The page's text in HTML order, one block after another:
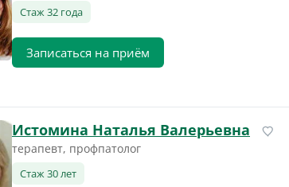
Стаж 32 года
Записаться на приём
Истомина Наталья Валерьевна
терапевт, профпатолог
Стаж 30 лет